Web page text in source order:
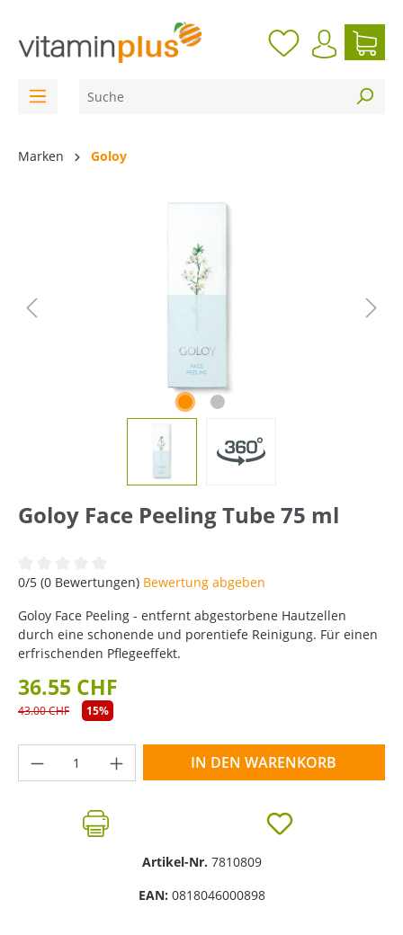
Marken Goloy
Goloy Face Peeling Tube 75 ml
Durchschnittliche Bewertung von 0 von 5 Sternen
0/5 (0 Bewertungen) Bewertung abgeben
Goloy Face Peeling - entfernt abgestorbene Hautzellen
durch eine schonende und porentiefe Reinigung. Für einen
erfrischenden Pflegeeffekt.
36.55 CHF
43.00 CHF 15%
Produkt Anzahl: Gib den gewünschten
IN DEN WARENKORB
Artikel-Nr. 7810809
EAN: 0818046000898